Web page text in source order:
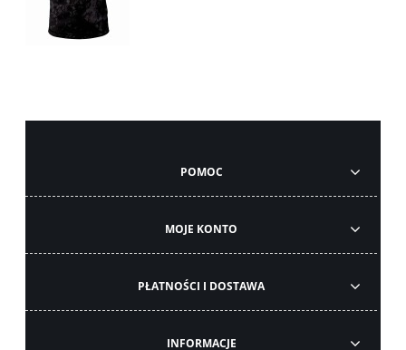
POMOC
MOJE KONTO
PŁATNOŚCI I DOSTAWA
INFORMACJE